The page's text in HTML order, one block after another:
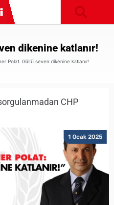
dikenine katlanır!
Polat: Gül’ü seven dikenine katlanır!
CHP
1 Ocak 2025